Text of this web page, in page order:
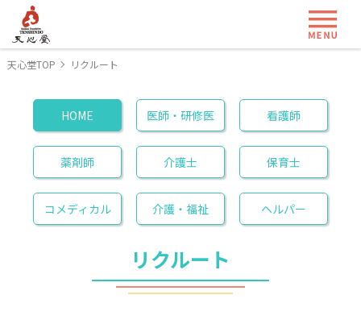
天心堂TOP リクルート
HOME 医師・研修医 看護師
薬剤師 介護士 保育士
コメディカル 介護・福祉 ヘルパー
リクルート